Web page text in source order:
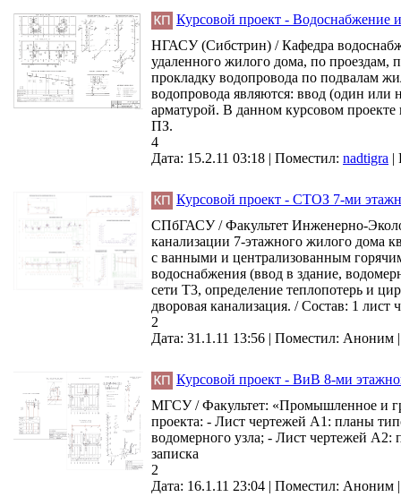
Курсовой проект - Водоснабжение
НГАСУ (Сибстрин) / Кафедра
удаленного жилого дома, по проездам,
прокладку водопровода по подвалам
водопровода являются: ввод (один или
арматурой. В данном курсовом
ПЗ.
4
Дата: 15.2.11 03:18 | Поместил: nadtigra |
Курсовой проект - СТОЗ 7-ми
СПбГАСУ / Факультет Инженерно-
канализации 7-этажного жилого дома
с ванными и централизованным
водоснабжения (ввод в здание,
сети Т3, определение теплопотерь и
дворовая канализация. / Состав: 1 лист
2
Дата: 31.1.11 13:56 | Поместил: Аноним
Курсовой проект - ВиВ 8-ми
МГСУ / Факультет: «Промышленное и
проекта: - Лист чертежей А1: планы
водомерного узла; - Лист чертежей А2:
записка
2
Дата: 16.1.11 23:04 | Поместил: Аноним